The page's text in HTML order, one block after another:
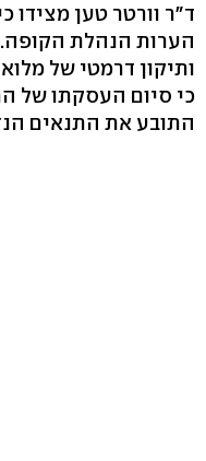
ד"ר וורטר טען מצידו
הערות הנהלת הקופה.
ותיקון דרמטי של
כי סיום העסקתו של
התובע את התנאים